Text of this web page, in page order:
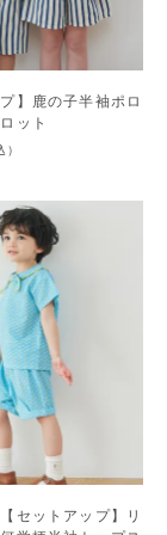
】鹿の子半袖ポロ
ット
）
セットアップ】リ